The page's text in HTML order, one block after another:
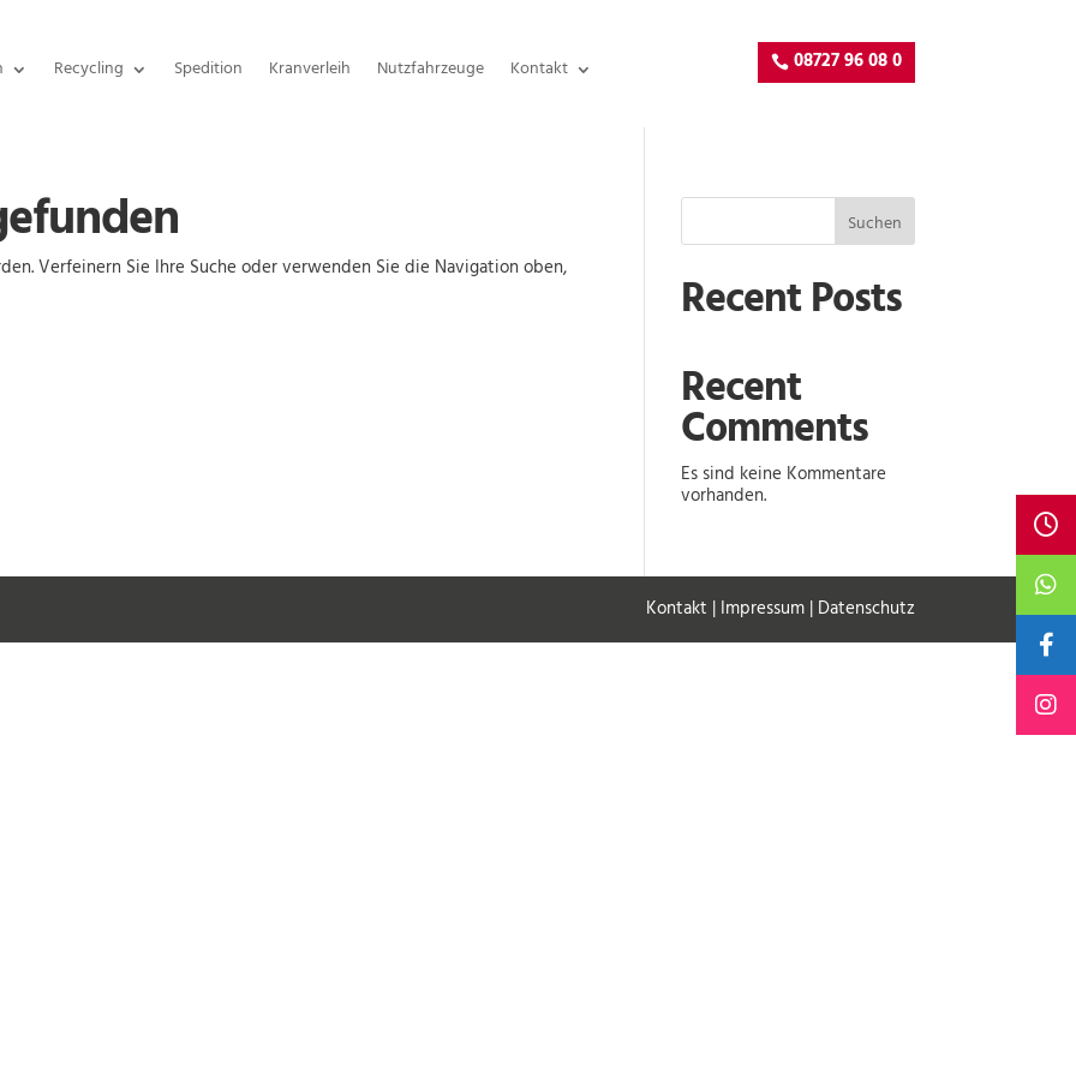
Recycling Spedition Kranverleih Nutzfahrzeuge Kontakt 08727 96 08 0
Verfeinern Sie Ihre Suche oder verwenden Sie die Navigation oben,
Suchen
Recent Posts
Recent
Comments
Es sind keine Kommentare
vorhanden.
Kontakt | Impressum| Datenschutz